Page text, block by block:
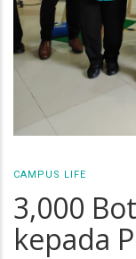
CAMPUS LIFE
3,000
kepada